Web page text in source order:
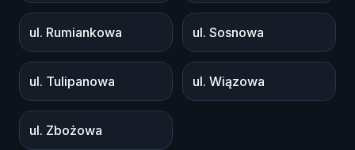
ul. Rumiankowa ul. Sosnowa
ul. Tulipanowa ul. Wiązowa
ul. Zbożowa